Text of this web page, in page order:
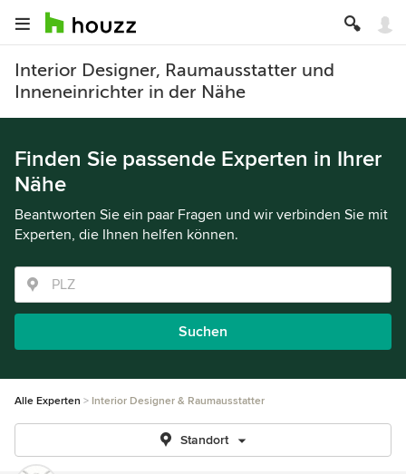
Interior Designer, Raumausstatter und
Inneneinrichter in der Nähe
Finden Sie passende Experten in Ihrer
Nähe
Beantworten Sie ein paar Fragen und wir verbinden Sie mit
Experten, die Ihnen helfen können.
Suchen
Alle Experten Interior Designer & Raumausstatter
Standort